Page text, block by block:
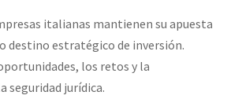
italianas mantienen su apuesta
destino estratégico de inversión.
los retos y la
seguridad jurídica.